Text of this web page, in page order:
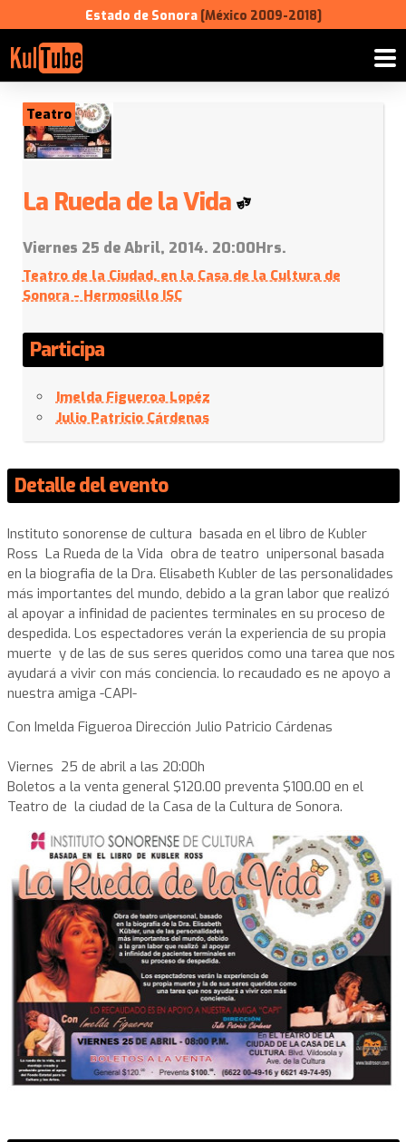
Estado de Sonora [México 2009-2018]
Teatro
La Rueda de la Vida
Viernes 25 de Abril, 2014. 20:00Hrs.
Teatro de la Ciudad, en la Casa de la Cultura de
Sonora - Hermosillo ISC
Participa
Imelda Figueroa Lopéz
Julio Patricio Cárdenas
Detalle del evento
Instituto sonorense de cultura basada en el libro de Kubler
Ross La Rueda de la Vida obra de teatro unipersonal basada
en la biografia de la Dra. Elisabeth Kubler de las personalidades
más importantes del mundo, debido a la gran labor que realizó
al apoyar a infinidad de pacientes terminales en su proceso de
despedida. Los espectadores verán la experiencia de su propia
muerte y de las de sus seres queridos como una tarea que nos
ayudará a vivir con más conciencia. lo recaudado es ne apoyo a
nuestra amiga -CAPI-
Con Imelda Figueroa Dirección Julio Patricio Cárdenas
Viernes 25 de abril a las 20:00h
Boletos a la venta general $120.00 preventa $100.00 en el
Teatro de la ciudad de la Casa de la Cultura de Sonora.